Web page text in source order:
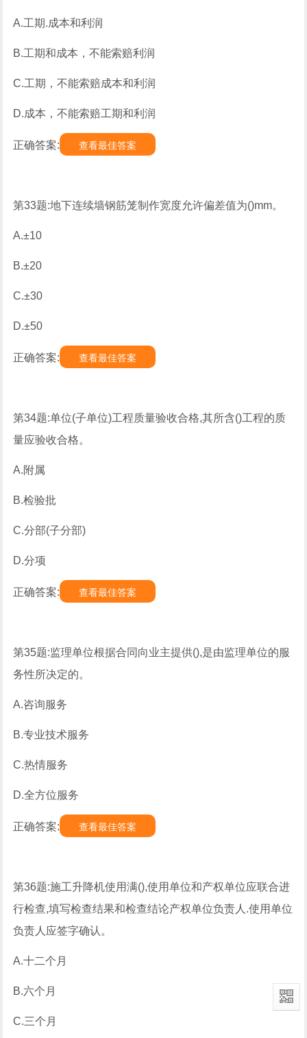
A.工期.成本和利润
B.工期和成本，不能索赔利润
C.工期，不能索赔成本和利润
D.成本，不能索赔工期和利润
正确答案: 查看最佳答案
第33题:地下连续墙钢筋笼制作宽度允许偏差值为()mm。
A.±10
B.±20
C.±30
D.±50
正确答案: 查看最佳答案
第34题:单位(子单位)工程质量验收合格,其所含()工程的质
量应验收合格。
A.附属
B.检验批
C.分部(子分部)
D.分项
正确答案: 查看最佳答案
第35题:监理单位根据合同向业主提供(),是由监理单位的服
务性所决定的。
A.咨询服务
B.专业技术服务
C.热情服务
D.全方位服务
正确答案: 查看最佳答案
第36题:施工升降机使用满(),使用单位和产权单位应联合进
行检查,填写检查结果和检查结论产权单位负责人.使用单位
负责人应签字确认。
A.十二个月
B.六个月
C.三个月